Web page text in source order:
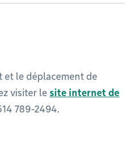
et le déplacement de
visiter le site internet de
789-2494.